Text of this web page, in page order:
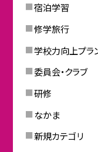
宿泊学習
修学旅行
学校力向上プラ
委員会・クラブ
研修
なかま
新規カテゴリ